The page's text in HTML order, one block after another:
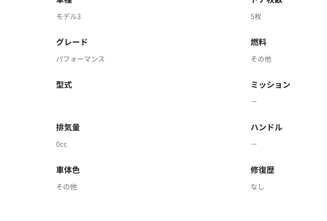
モデル3 5枚
グレード
パフォーマンス
燃料
その他
型式 ミッション
－
排気量
0cc
ハンドル
－
車体色
その他
修復歴
なし